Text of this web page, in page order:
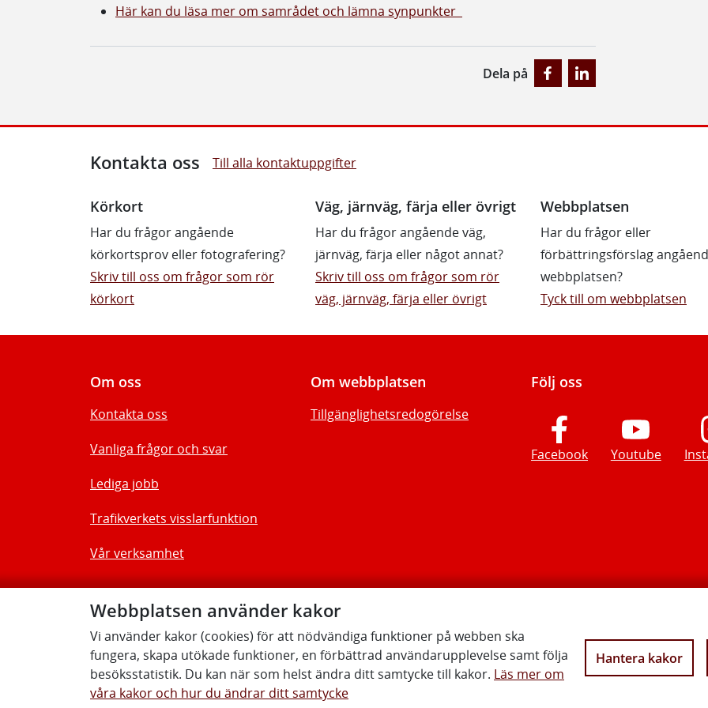
Här kan du läsa mer om samrådet och lämna synpunkter
Dela på
Webbplatsen använder kakor
Vi använder kakor (cookies) för att nödvändiga funktioner på webben ska
fungera, skapa utökade funktioner, en förbättrad användarupplevelse samt följa
besöksstatistik. Du kan när som helst ändra ditt samtycke till kakor. Läs mer om
våra kakor och hur du ändrar ditt samtycke
Hantera kakor
Kontakta oss Till alla kontaktuppgifter
Körkort
Har du frågor angående
körkortsprov eller fotografering?
Skriv till oss om frågor som rör
körkort
Väg, järnväg, färja eller övrigt
Har du frågor angående väg,
järnväg, färja eller något annat?
Skriv till oss om frågor som rör
väg, järnväg, färja eller övrigt
Webbplatsen
Har du frågor eller
förbättringsförslag
webbplatsen?
Tyck till om webbplatsen
Vi gör Sverige närmare
Om oss
Kontakta oss
Vanliga frågor och svar
Lediga jobb
Trafikverkets visslarfunktion
Vår verksamhet
Om webbplatsen
Tillgänglighetsredogörelse
Följ oss
Facebook Youtube